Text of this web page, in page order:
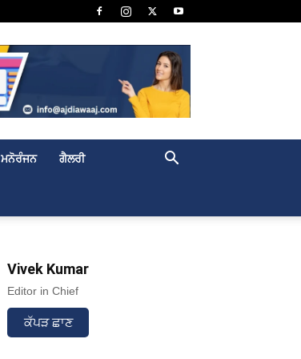
ਮਨੋਰੰਜਨ ਗੈਲਰੀ
Vivek Kumar
Editor in Chief
ਕੱਪੜ ਛਾਣ